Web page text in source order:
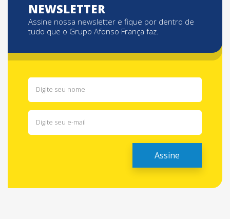
NEWSLETTER
Assine nossa newsletter e fique por dentro de
tudo que o Grupo Afonso França faz.